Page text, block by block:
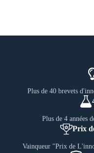
Plus de 40 brevets
Plus de 4 années
Prix
Vainqueur "Prix de